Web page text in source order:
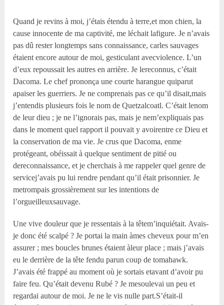
Quand je revins à moi, j’étais étendu à terre,et mon chien, la
cause innocente de ma captivité, me léchait lafigure. Je n’avais
pas dû rester longtemps sans connaissance, carles sauvages
étaient encore autour de moi, gesticulant avecviolence. L’un
d’eux repoussait les autres en arrière. Je lereconnus, c’était
Dacoma. Le chef prononça une courte harangue quiparut
apaiser les guerriers. Je ne comprenais pas ce qu’il disait,mais
j’entendis plusieurs fois le nom de Quetzalcoatl. C’était lenom
de leur dieu ; je ne l’ignorais pas, mais je nem’expliquais pas
dans le moment quel rapport il pouvait y avoirentre ce Dieu et
la conservation de ma vie. Je crus que Dacoma, enme
protégeant, obéissait à quelque sentiment de pitié ou
dereconnaissance, et je cherchais à me rappeler quel genre de
servicej’avais pu lui rendre pendant qu’il était prisonnier. Je
metrompais grossièrement sur les intentions de
l’orgueilleuxsauvage.
Une vive douleur que je ressentais à la têtem’inquiétait. Avais-
je donc été scalpé ? Je portai la main àmes cheveux pour m’en
assurer ; mes boucles brunes étaient àleur place ; mais j’avais
eu le derrière de la tête fendu parun coup de tomahawk.
J’avais été frappé au moment où je sortais etavant d’avoir pu
faire feu. Qu’était devenu Rubé ? Je mesoulevai un peu et
regardai autour de moi. Je ne le vis nulle part.S’était-il